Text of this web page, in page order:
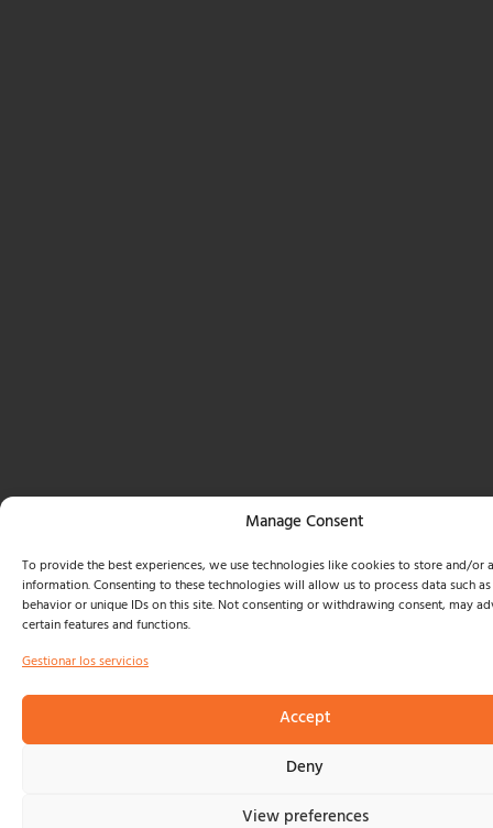
Manage Consent
To provide the best experiences, we use technologies like cookies to store and/or
information. Consenting to these technologies will allow us to process data such
behavior or unique IDs on this site. Not consenting or withdrawing consent, may
certain features and functions.
Gestionar los servicios
Accept
Deny
View preferences